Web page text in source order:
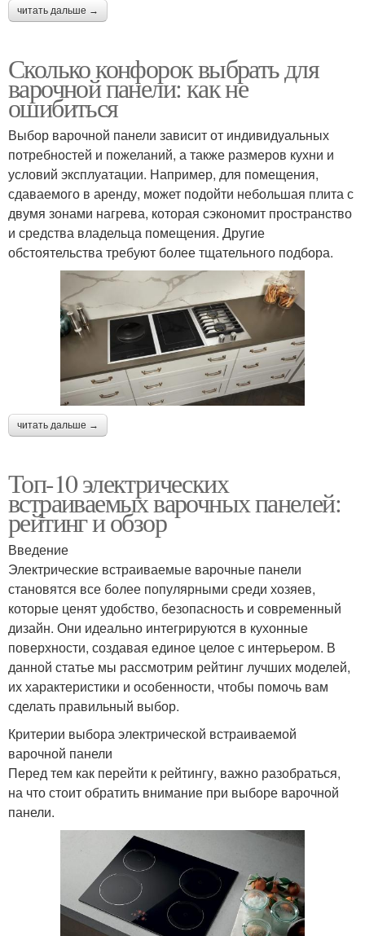
читать дальше →
Сколько конфорок выбрать для
варочной панели: как не
ошибиться
Выбор варочной панели зависит от индивидуальных
потребностей и пожеланий, а также размеров кухни и
условий эксплуатации. Например, для помещения,
сдаваемого в аренду, может подойти небольшая плита с
двумя зонами нагрева, которая сэкономит пространство
и средства владельца помещения. Другие
обстоятельства требуют более тщательного подбора.
читать дальше →
Топ-10 электрических
встраиваемых варочных панелей:
рейтинг и обзор
Введение
Электрические встраиваемые варочные панели
становятся все более популярными среди хозяев,
которые ценят удобство, безопасность и современный
дизайн. Они идеально интегрируются в кухонные
поверхности, создавая единое целое с интерьером. В
данной статье мы рассмотрим рейтинг лучших моделей,
их характеристики и особенности, чтобы помочь вам
сделать правильный выбор.
Критерии выбора электрической встраиваемой
варочной панели
Перед тем как перейти к рейтингу, важно разобраться,
на что стоит обратить внимание при выборе варочной
панели.